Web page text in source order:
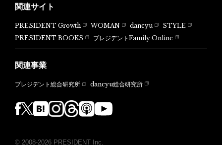
関連サイト
PRESIDENT Growth WOMAN dancyu
STYLE
PRESIDENT BOOKS
プレジデントFamily Online
関連事業
プレジデント総合研究所 dancyu総合研究所
© 2008-2026 PRESIDENT Inc.